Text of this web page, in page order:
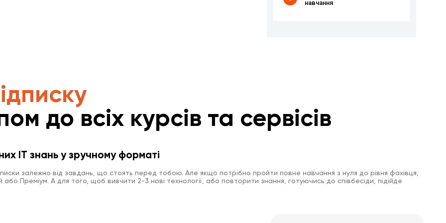
навчання
до всіх курсів та сервісів
IT знань у зручному форматі
залежно від завдань, що стоять перед тобою. Але якщо потрібно пройти повне навчання з нуля до рівня фахівця,
Преміум. А для того, щоб вивчити 2-3 нові технології, або повторити знання, готуючись до співбесіди, підійде